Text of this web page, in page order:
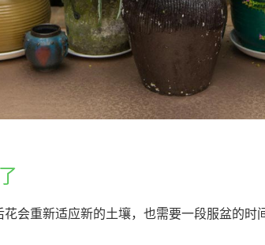
会重新适应新的土壤，也需要一段服盆的时